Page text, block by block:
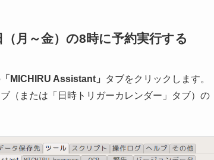
月～金）の8時に予約実行する
「MICHIRU Assistant」
タブをクリックします。
ブ（または「日時トリガーカレンダー」タブ）の